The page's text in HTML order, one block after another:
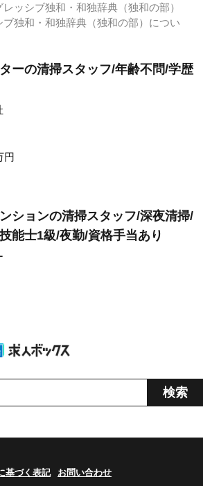
ッシブ独和・和独辞典（独和の部）
独和・和独辞典（独和の部）につい
ーの清掃スタッフ/年齢不問/学歴
円
ションの清掃スタッフ/深夜清掃/
能士1級/夜勤/資格手当あり
基づく表記 お問い合わせ